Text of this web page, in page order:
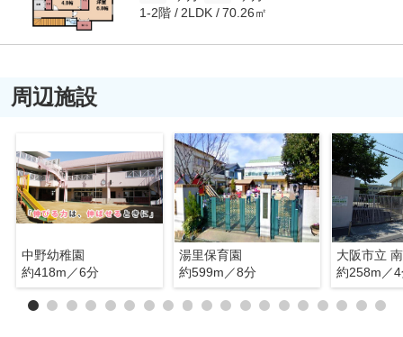
1-2階 2LDK 70.26㎡
周辺施設
中野幼稚園
約418m／6分
湯里保育園
約599m／8分
大阪市立
約258m／